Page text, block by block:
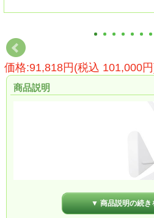
価格:91,818円(税込 101,000
商品説明
▼ 商品説明の続